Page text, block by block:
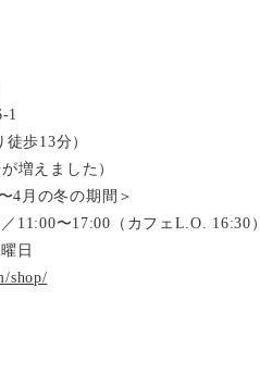
1
歩13分）
増えました）
4月の冬の期間＞
11:00〜17:00（カフェL.O. 16:30）
日
shop/